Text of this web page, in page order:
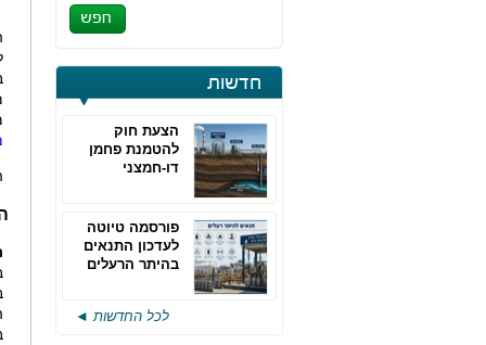
חדשות
הצעת חוק
להטמנת פחמן
דו-חמצני
פורסמה טיוטה
לעדכון התנאים
בהיתר הרעלים
לכל החדשות ◄